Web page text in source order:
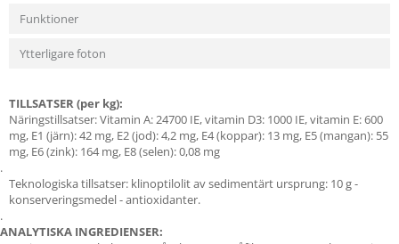
Funktioner
Ytterligare foton
TILLSATSER (per kg):
Näringstillsatser: Vitamin A: 24700 IE, vitamin D3: 1000 IE, vitamin E: 600
mg, E1 (järn): 42 mg, E2 (jod): 4,2 mg, E4 (koppar): 13 mg, E5 (mangan): 55
mg, E6 (zink): 164 mg, E8 (selen): 0,08 mg
.
Teknologiska tillsatser: klinoptilolit av sedimentärt ursprung: 10 g -
konserveringsmedel - antioxidanter.
.
ANALYTISKA INGREDIENSER: